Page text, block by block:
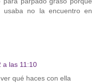
no la encuentro en
a las 11:10
qué haces con ella